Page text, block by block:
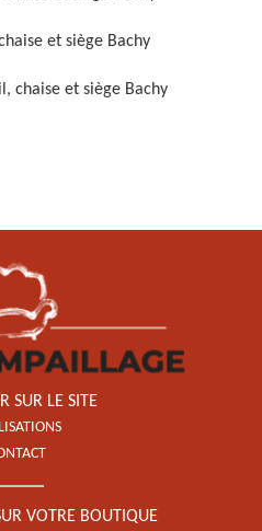
et siège Bachy
chaise et siège Bachy
SUR LE SITE
VOTRE BOUTIQUE